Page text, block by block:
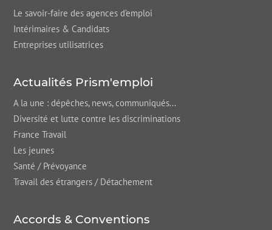
Le savoir-faire des agences d’emploi
Intérimaires & Candidats
Entreprises utilisatrices
Actualités Prism'emploi
A la une : dépêches, news, communiqués...
Diversité et lutte contre les discriminations
France Travail
Les jeunes
Santé / Prévoyance
Travail des étrangers / Détachement
Accords & Conventions